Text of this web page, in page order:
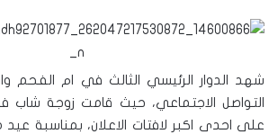
شهد الدوار الرئيسي الثالث في ام الفحم
التواصل الاجتماعي، حيث قامت زوجة شاب
على احدى اكبر لافتات الاعلان، بمناسبة عيد